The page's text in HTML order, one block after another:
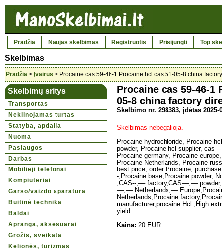
Pradžia Naujas skelbimas Registruotis Prisijungti Top
Skelbimas
Pradžia > Įvairūs > Procaine cas 59-46-1 Procaine hcl cas 51-05-8 china
Skelbimų sritys
Transportas
Nekilnojamas turtas
Statyba, apdaila
Nuoma
Paslaugos
Darbas
Mobilieji telefonai
Kompiuteriai
Garso/vaizdo aparatūra
Buitinė technika
Baldai
Apranga, aksesuarai
Grožis, sveikata
Kelionės, turizmas
Procaine cas 59-46-1
05-8 china factory
Skelbimo nr. 298383, įdėtas 2025-
Skelbimas nebegalioja.
Procaine hydrochloride, Procaine
powder, Procaine hcl supplier, cas
Procaine germany, Procaine
Procaine Netherlands, Procaine
best price, order Procaine,
-,Procaine base,Procaine powder,
,CAS--,–– factory,CAS––,––
––,–– Netherlands,––
Netherlands,Procaine
manufacturer,procaine Hcl ,High
yield.
Kaina: 20 EUR